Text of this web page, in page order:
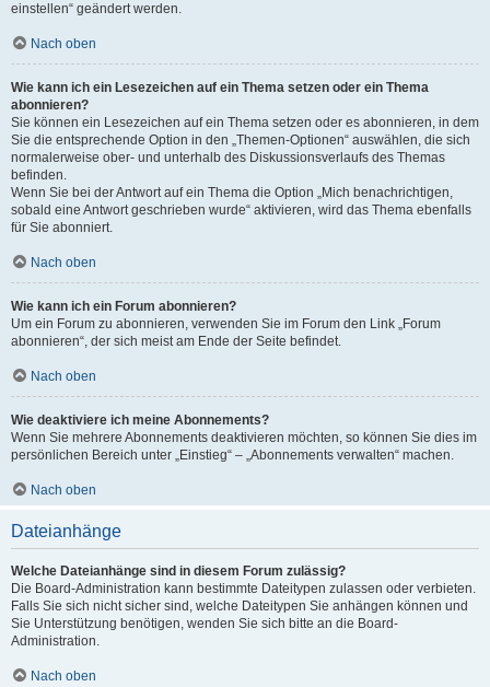
einstellen“ geändert werden.
Nach oben
Wie kann ich ein Lesezeichen auf ein Thema setzen oder ein Thema
abonnieren?
Sie können ein Lesezeichen auf ein Thema setzen oder es abonnieren, in dem
Sie die entsprechende Option in den „Themen-Optionen“ auswählen, die sich
normalerweise ober- und unterhalb des Diskussionsverlaufs des Themas
befinden.
Wenn Sie bei der Antwort auf ein Thema die Option „Mich benachrichtigen,
sobald eine Antwort geschrieben wurde“ aktivieren, wird das Thema ebenfalls
für Sie abonniert.
Nach oben
Wie kann ich ein Forum abonnieren?
Um ein Forum zu abonnieren, verwenden Sie im Forum den Link „Forum
abonnieren“, der sich meist am Ende der Seite befindet.
Nach oben
Wie deaktiviere ich meine Abonnements?
Wenn Sie mehrere Abonnements deaktivieren möchten, so können Sie dies im
persönlichen Bereich unter „Einstieg“ – „Abonnements verwalten“ machen.
Nach oben
Dateianhänge
Welche Dateianhänge sind in diesem Forum zulässig?
Die Board-Administration kann bestimmte Dateitypen zulassen oder verbieten.
Falls Sie sich nicht sicher sind, welche Dateitypen Sie anhängen können und
Sie Unterstützung benötigen, wenden Sie sich bitte an die Board-
Administration.
Nach oben